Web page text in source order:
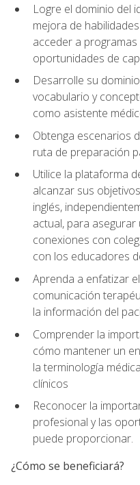
Logre el dominio del
mejora de
acceder a
oportunidades de
Desarrolle su
vocabulario y
como asistente
Obtenga escenarios
ruta de preparación
Utilice la plataforma
alcanzar sus
inglés,
actual, para
conexiones con
con los educadores
Aprenda a enfatizar
comunicación
la información del
Comprender la
cómo mantener un
la terminología
clínicos
Reconocer la
profesional y las
puede proporcionar.
¿Cómo se beneficiará?